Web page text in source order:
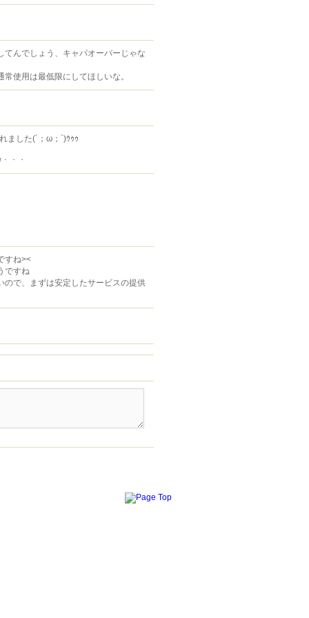
んでしょう、キャパオーバーじゃな
使用は最低限にしてほしいな。
ました(´；ω；`)ｳｩｩ
・・
すね><
ですね
で、まずは安定したサービスの提供